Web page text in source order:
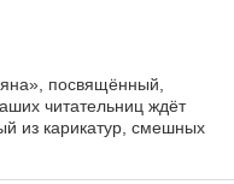
посвящённый,
из карикатур, смешных